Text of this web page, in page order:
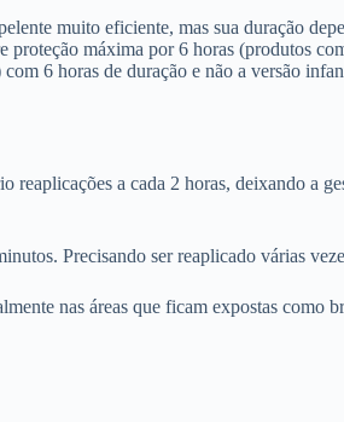
muito eficiente, mas sua duração
máxima por 6 horas (produtos
6 horas de duração e não a versão
a cada 2 horas, deixando a
Precisando ser reaplicado várias
nas áreas que ficam expostas como